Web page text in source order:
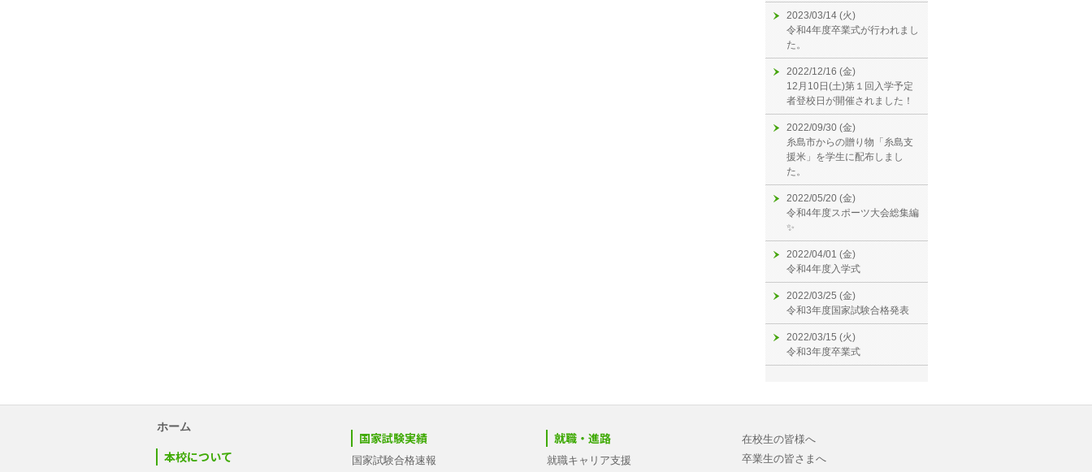
2023/03/14 (火)
令和4年度卒業式が行われまし
た。
2022/12/16 (金)
12月10日(土)第１回入学予定
者登校日が開催されました！
2022/09/30 (金)
糸島市からの贈り物「糸島支
援米」を学生に配布しまし
た。
2022/05/20 (金)
令和4年度スポーツ大会総集編
✨
2022/04/01 (金)
令和4年度入学式
2022/03/25 (金)
令和3年度国家試験合格発表
2022/03/15 (火)
令和3年度卒業式
ホーム
本校について
国家試験実績
国家試験合格速報
就職・進路
就職キャリア支援
在校生の皆様へ
卒業生の皆さまへ